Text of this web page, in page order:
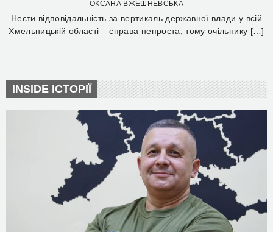
ОКСАНА ВЖЕШНЕВСЬКА
Нести відповідальність за вертикаль державної влади у всій
Хмельницькій області – справа непроста, тому очільнику […]
INSIDE ІСТОРІЇ